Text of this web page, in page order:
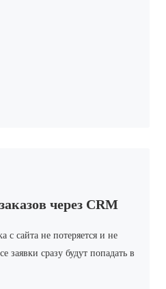
через CRM
с сайта не потеряется и не
заявки сразу будут попадать в